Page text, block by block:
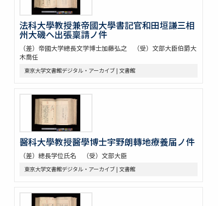
法科大學教授兼帝國大學書記官和田垣謙三相
州大磯ヘ出張稟請ノ件
（差）帝國大学總長文学博士加藤弘之 （受）文部大臣伯爵大
木喬任
東京大学文書館デジタル・アーカイブ | 文書館
醫科大學教授醫學博士宇野朗轉地療養届ノ件
（差）總長学位氏名 （受）文部大臣
東京大学文書館デジタル・アーカイブ | 文書館